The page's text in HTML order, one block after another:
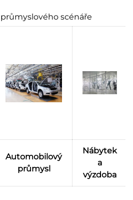
scénáře
Automobilový
průmysl
Nábytek
a
výzdoba